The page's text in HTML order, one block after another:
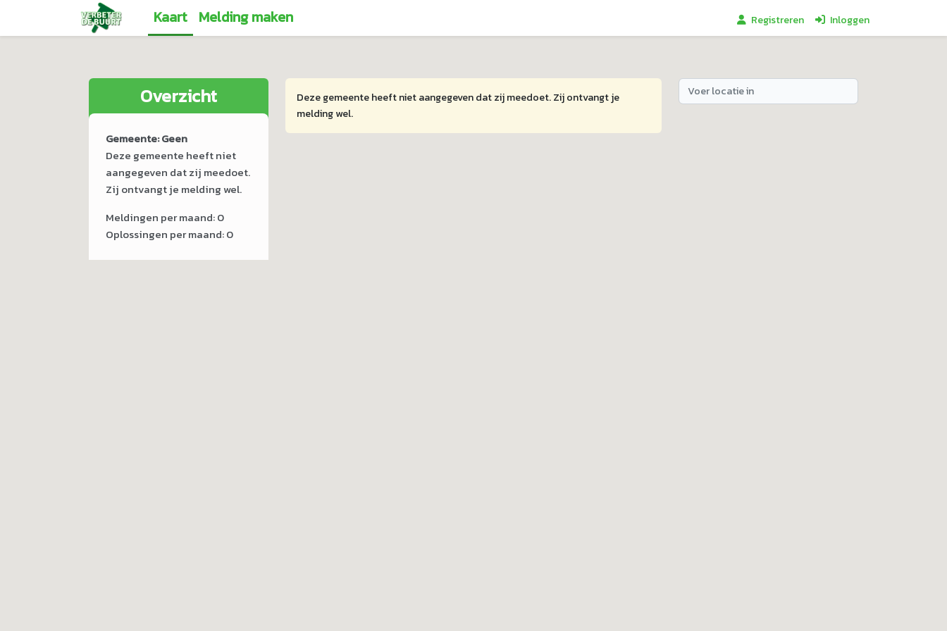
Kaart Melding maken Registreren Inloggen
Overzicht
Gemeente:Geen
Deze gemeente heeft niet
aangegeven dat zij meedoet.
Zij ontvangt je melding wel.
Meldingen per maand:0
Oplossingen per maand:0
Deze gemeente heeft niet aangegeven dat zij meedoet. Zij ontvangt je
melding wel.